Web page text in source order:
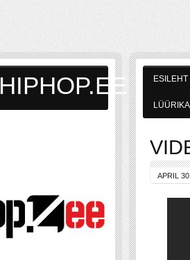
ESILEHT
LÜÜRIKA
APRIL